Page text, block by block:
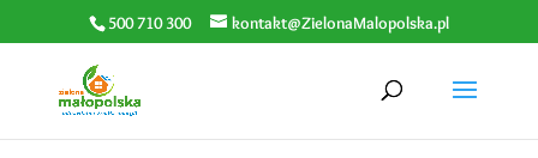
500 710 300 kontakt@ZielonaMalopolska.pl